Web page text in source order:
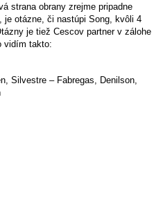
strana obrany zrejme pripadne
je otázne, či nastúpi Song, kvôli 4
je tiež Cescov partner v zálohe
vidím takto:
Silvestre – Fabregas, Denilson,